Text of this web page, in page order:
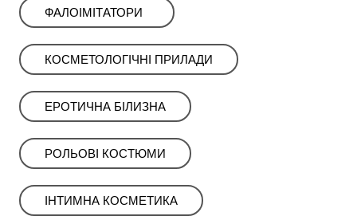
ㅤФАЛОІМІТАТОРИ‎ ‎ ‎
КОСМЕТОЛОГІЧНІ ПРИЛАДИㅤㅤ
ЕРОТИЧНА БІЛИЗНА
РОЛЬОВІ КОСТЮМИ
ІНТИМНА КОСМЕТИКА